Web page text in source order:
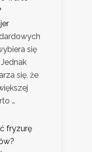
się
się, że
…
fryzurę